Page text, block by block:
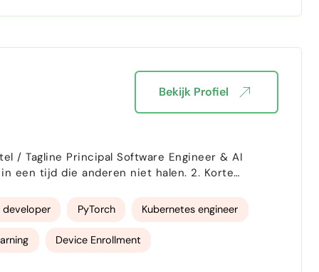
Engineer & AI
tijd die anderen niet halen. 2. Korte
developer PyTorch Kubernetes engineer
Device Enrollment
Bekijk Profiel